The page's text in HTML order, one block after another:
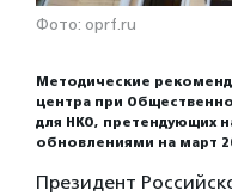
Фото: oprf.ru
Методические
центра при
для НКО, претендующих
обновлениями на март
Президент